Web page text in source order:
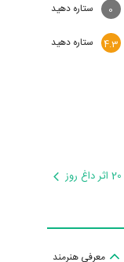
ستاره دهید 0
ستاره دهید 4.3
معرفی هنرمند